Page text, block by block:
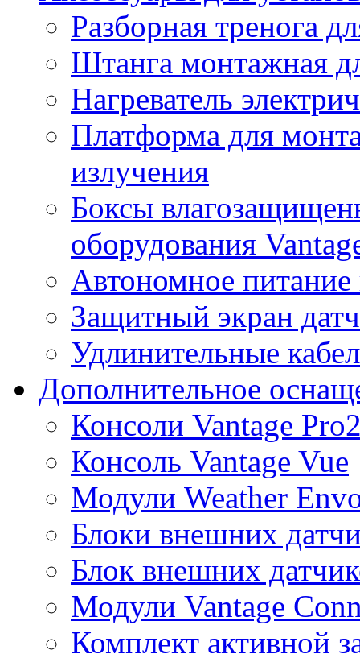
Разборная тренога
Штанга монтажная
Нагреватель
Платформа для
излучения
Боксы
оборудования
Автономное питание
Защитный экран
Удлинительные
Дополнительное
Консоли Vantage
Консоль Vantage Vue
Модули Weather
Блоки внешних
Блок внешних
Модули Vantage
Комплект активной